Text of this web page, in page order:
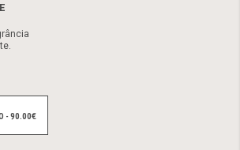
- 90.00€